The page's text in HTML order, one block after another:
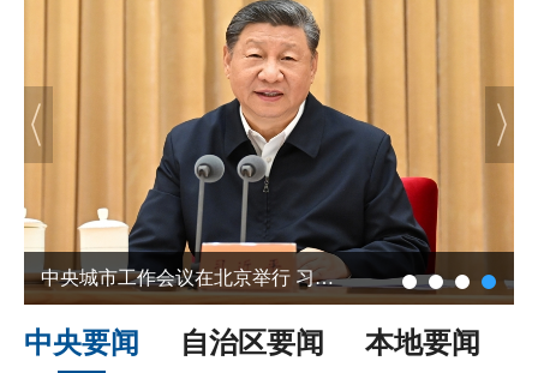
中央城市工作会议在北京举行 习近平发表重要讲话
中央要闻 自治区要闻 本地要闻